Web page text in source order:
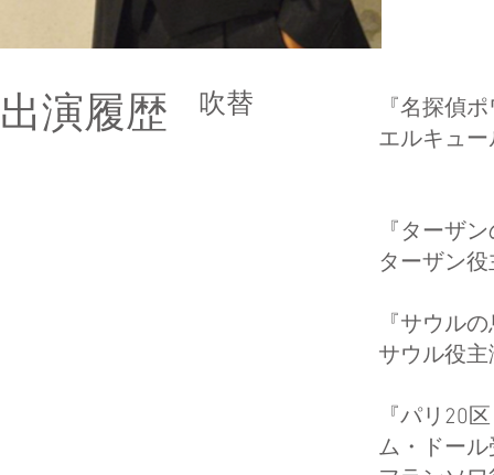
出演履歴 ​吹替
『名探偵
エルキュ
『ターザ
ターザン
『サウル
サウル役主
『パリ20
ム・ドー